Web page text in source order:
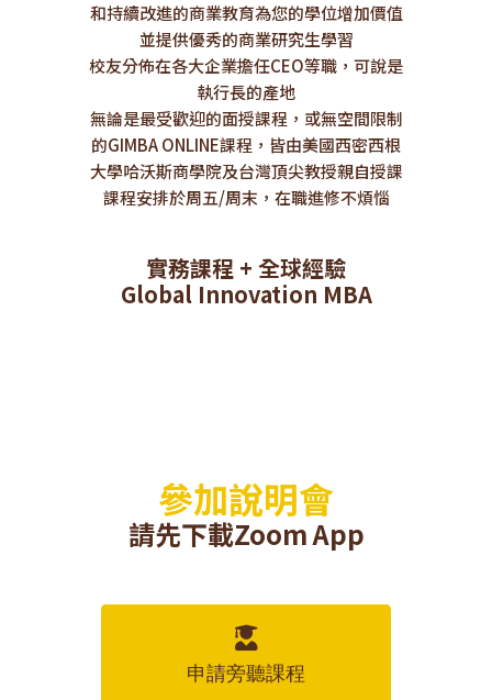
和持續改進的商業教育為您的學位增加價值
並提供優秀的商業研究生學習
校友分佈在各大企業擔任CEO等職，可說是
執行長的產地
無論是最受歡迎的面授課程，或無空間限制
的GIMBA ONLINE課程，皆由美國西密西根
大學哈沃斯商學院及台灣頂尖教授親自授課
課程安排於周五/周末，在職進修不煩惱
實務課程 + 全球經驗
Global Innovation MBA
參加說明會
請先下載Zoom App
申請旁聽課程